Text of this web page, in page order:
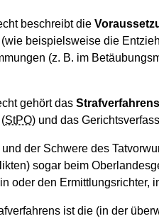
beschreibt die
beispielsweise die
(z. B. im
gehört das
StPO) und das
der Schwere des
sogar beim
oder den Ermittlungsrichter,
ist die (in der